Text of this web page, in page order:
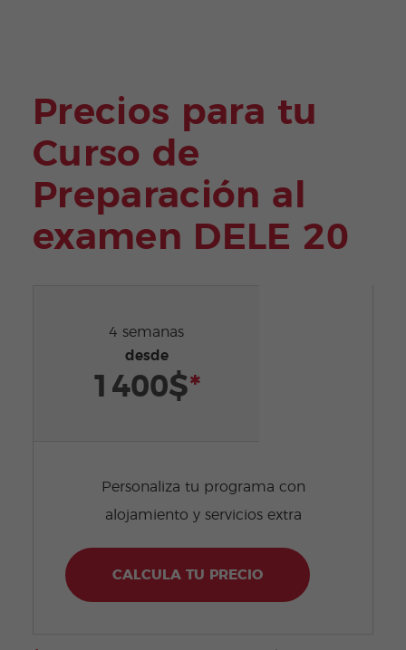
Precios para tu
Curso de
Preparación al
examen DELE 20
4 semanas
desde
1400$*
Personaliza tu programa con
alojamiento y servicios extra
CALCULA TU PRECIO